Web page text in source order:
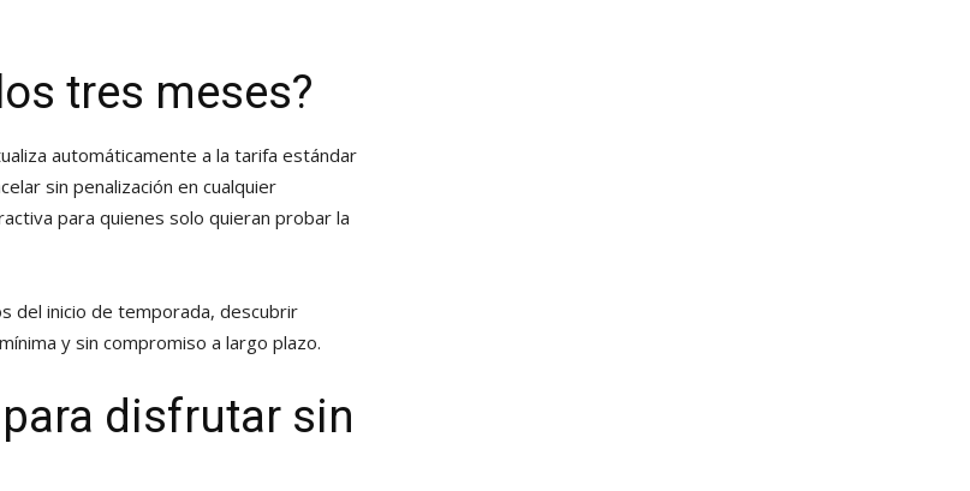
tres meses?
automáticamente a la tarifa estándar
sin penalización en cualquier
para quienes solo quieran probar la
del inicio de temporada, descubrir
y sin compromiso a largo plazo.
disfrutar sin